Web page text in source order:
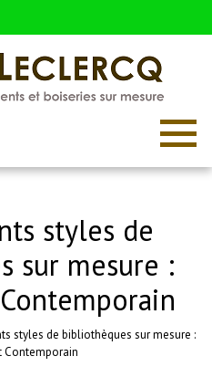
styles de
sur mesure :
styles de bibliothèques sur mesure :
Contemporain